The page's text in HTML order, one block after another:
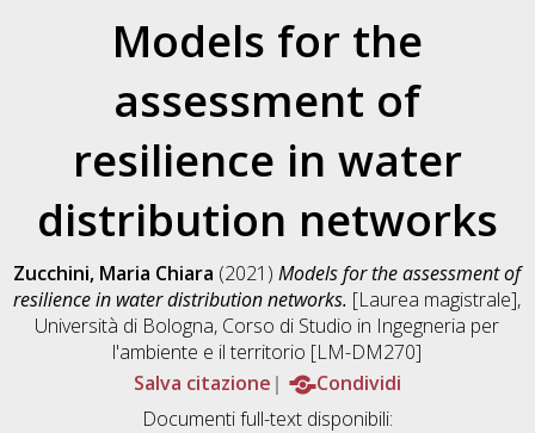
Models for the
assessment of
resilience in water
distribution networks
Zucchini, Maria Chiara (2021)Models for the assessment of
resilience in water distribution networks. [Laurea magistrale],
Università di Bologna, Corso di Studio in Ingegneria per
l'ambiente e il territorio [LM-DM270]
Salva citazione
Condividi
Documenti full-text disponibili: